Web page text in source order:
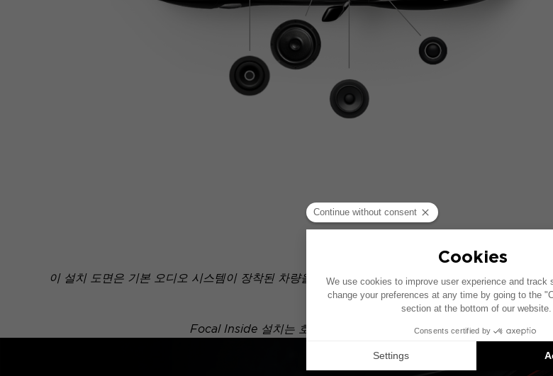
이 설치 도면은 기본 오디오 시스템이 장착된 차량을 기준으로 제작되었습니다. 차량에 특정 하이
질 수 있습니다.
Focal Inside 설치는 호환 가능한 제품에 대한 제안입니다: 각 구성 요